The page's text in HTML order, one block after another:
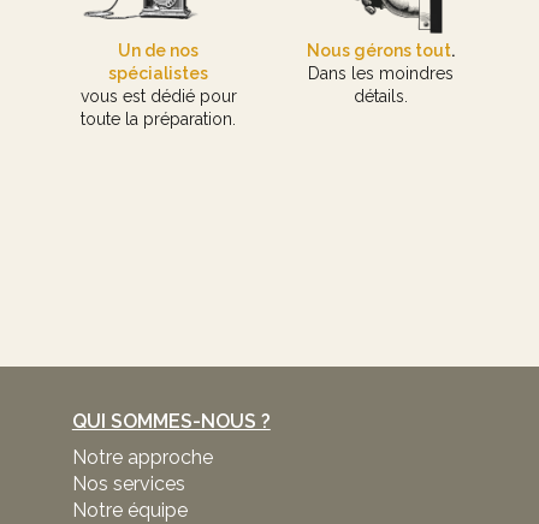
Un de nos
spécialistes
vous est dédié pour
toute la préparation.
Nous gérons tout.
Dans les moindres
détails.
QUI SOMMES-NOUS ?
Notre approche
Nos services
Notre équipe